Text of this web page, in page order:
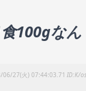
100gなん
06/27(火) 07:44:03.71 K/